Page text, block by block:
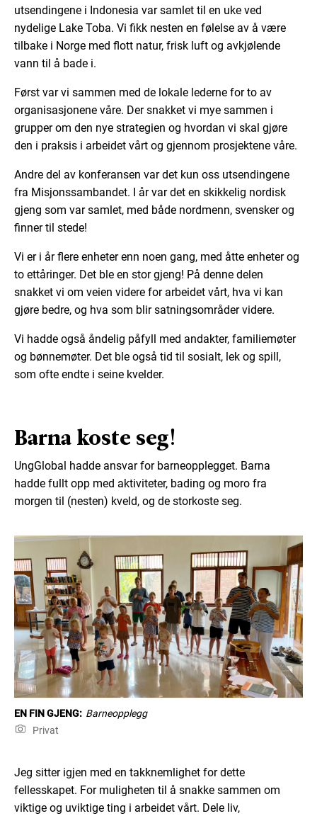
utsendingene i Indonesia var samlet til en uke ved
nydelige Lake Toba. Vi fikk nesten en følelse av å være
tilbake i Norge med flott natur, frisk luft og avkjølende
vann til å bade i.
Først var vi sammen med de lokale lederne for to av
organisasjonene våre. Der snakket vi mye sammen i
grupper om den nye strategien og hvordan vi skal gjøre
den i praksis i arbeidet vårt og gjennom prosjektene våre.
Andre del av konferansen var det kun oss utsendingene
fra Misjonssambandet. I år var det en skikkelig nordisk
gjeng som var samlet, med både nordmenn, svensker og
finner til stede!
Vi er i år flere enheter enn noen gang, med åtte enheter og
to ettåringer. Det ble en stor gjeng! På denne delen
snakket vi om veien videre for arbeidet vårt, hva vi kan
gjøre bedre, og hva som blir satningsområder videre.
Vi hadde også åndelig påfyll med andakter, familiemøter
og bønnemøter. Det ble også tid til sosialt, lek og spill,
som ofte endte i seine kvelder.
Barna koste seg!
UngGlobal hadde ansvar for barneopplegget. Barna
hadde fullt opp med aktiviteter, bading og moro fra
morgen til (nesten) kveld, og de storkoste seg.
EN FIN GJENG: Barneopplegg
Privat
Jeg sitter igjen med en takknemlighet for dette
fellesskapet. For muligheten til å snakke sammen om
viktige og uviktige ting i arbeidet vårt. Dele liv,